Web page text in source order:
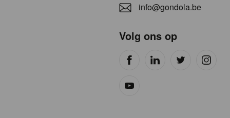
info@gondola.be
Volg ons op